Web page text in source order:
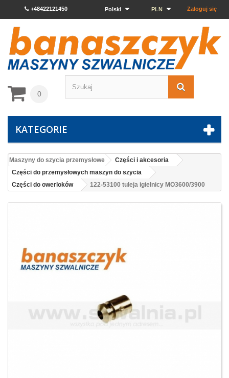
Zaloguj się
PLN
Polski
+48422121450
0
KATEGORIE
Maszyny do szycia przemysłowe
Części i akcesoria
Części do przemysłowych maszyn do szycia
Części do owerloków
122-53100 tuleja igielnicy MO3600/3900